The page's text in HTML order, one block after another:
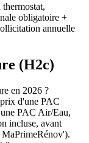
obligatoire +
annuelle
(H2c)
en 2026 ?
d'une PAC
PAC Air/Eau,
incluse, avant
MaPrimeRénov').